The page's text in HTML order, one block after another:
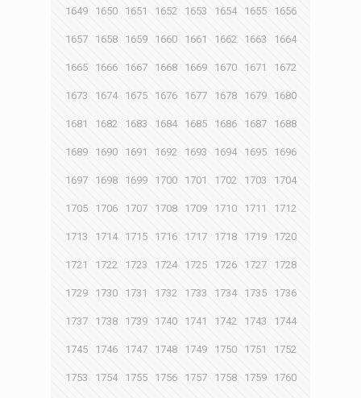
1649 1650 1651 1652 1653 1654 1655 1656
1657 1658 1659 1660 1661 1662 1663 1664
1665 1666 1667 1668 1669 1670 1671 1672
1673 1674 1675 1676 1677 1678 1679 1680
1681 1682 1683 1684 1685 1686 1687 1688
1689 1690 1691 1692 1693 1694 1695 1696
1697 1698 1699 1700 1701 1702 1703 1704
1705 1706 1707 1708 1709 1710 1711 1712
1713 1714 1715 1716 1717 1718 1719 1720
1721 1722 1723 1724 1725 1726 1727 1728
1729 1730 1731 1732 1733 1734 1735 1736
1737 1738 1739 1740 1741 1742 1743 1744
1745 1746 1747 1748 1749 1750 1751 1752
1753 1754 1755 1756 1757 1758 1759 1760